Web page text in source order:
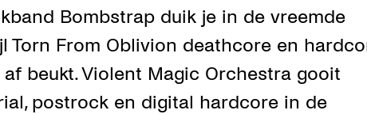
Bombstrap duik je in de vreemde
Torn From Oblivion deathcore en
beukt. Violent Magic Orchestra gooit
postrock en digital hardcore in de